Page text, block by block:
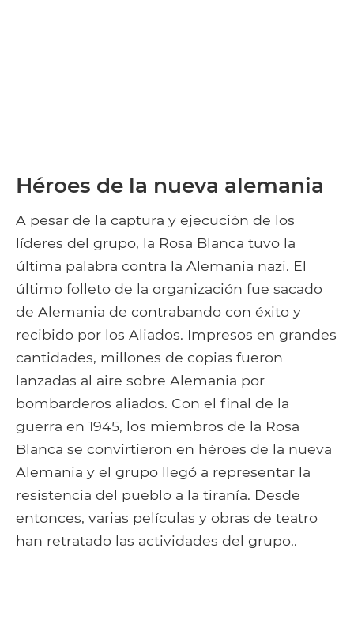
Héroes de la nueva alemania
A pesar de la captura y ejecución de los
líderes del grupo, la Rosa Blanca tuvo la
última palabra contra la Alemania nazi. El
último folleto de la organización fue sacado
de Alemania de contrabando con éxito y
recibido por los Aliados. Impresos en grandes
cantidades, millones de copias fueron
lanzadas al aire sobre Alemania por
bombarderos aliados. Con el final de la
guerra en 1945, los miembros de la Rosa
Blanca se convirtieron en héroes de la nueva
Alemania y el grupo llegó a representar la
resistencia del pueblo a la tiranía. Desde
entonces, varias películas y obras de teatro
han retratado las actividades del grupo..